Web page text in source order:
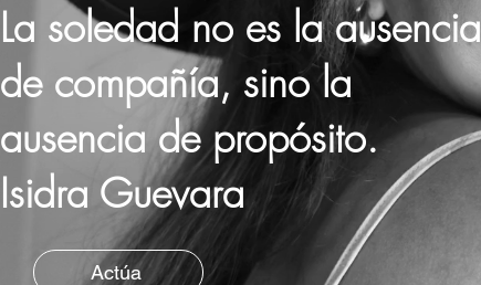
La soledad no es la ausencia
de compañía, sino la
ausencia de propósito.
Isidra Guevara
Actúa